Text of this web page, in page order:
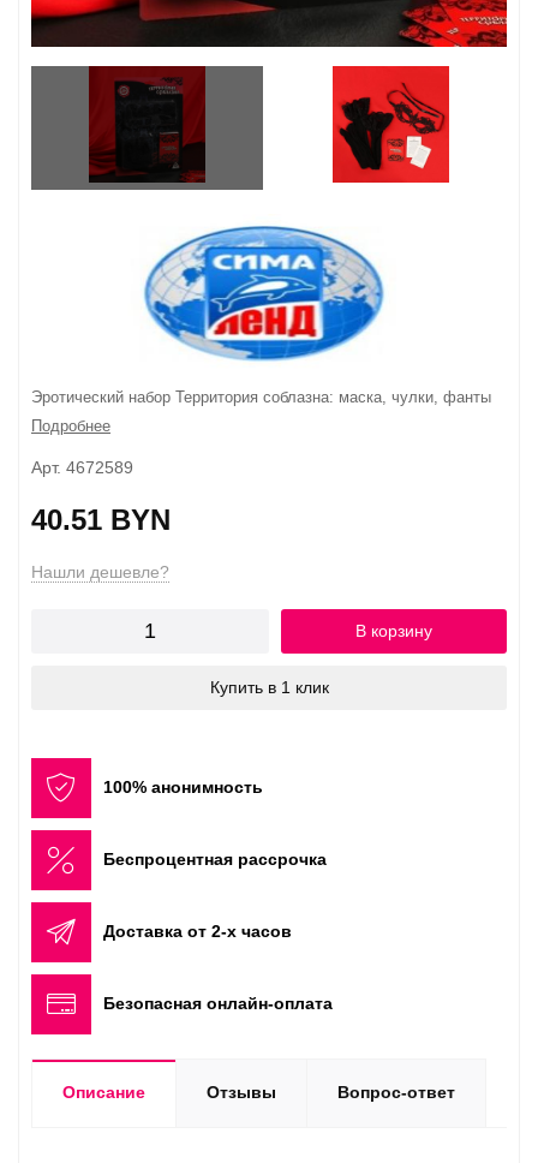
Эротический набор Территория соблазна: маска, чулки, фанты
Подробнее
Арт. 4672589
40.51 BYN
Нашли дешевле?
В корзину
Купить в 1 клик
100% анонимность
Беспроцентная рассрочка
Доставка от 2-х часов
Безопасная онлайн-оплата
Описание Отзывы Вопрос-ответ